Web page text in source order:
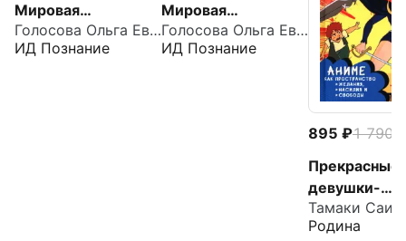
Мировая
художественная
культура. Древний
Голосова Ольга Евгеньевна
ИД Познание
Мировая
художественная
культура. Античный
Голосова Ольга Евгеньевна
ИД Познание
895 1 790
Прекрасные
девушки-
Аниме как
Тамаки
Родина